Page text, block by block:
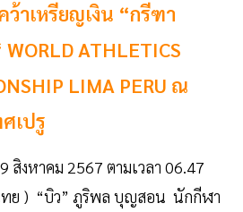
ว้าเหรียญเงิน “กรีฑา
ATHLETICS
LIMA PERU ณ
เปรู
สิงหาคม 2567 ตามเวลา 06.47
ทย ) “บิว” ภูริพล บุญสอน นักกีฬา